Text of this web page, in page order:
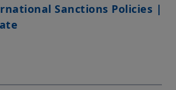
Sanctions Policies |